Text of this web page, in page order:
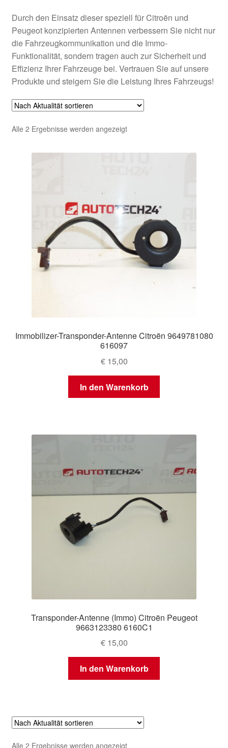
Weltweiter Versand
Zahlungen
Durch den Einsatz dieser speziell für Citroën und
Peugeot konzipierten Antennen verbessern Sie nicht nur
die Fahrzeugkommunikation und die Immo-
Funktionalität, sondern tragen auch zur Sicherheit und
Effizienz Ihrer Fahrzeuge bei. Vertrauen Sie auf unsere
Produkte und steigern Sie die Leistung Ihres Fahrzeugs!
Alle 2 Ergebnisse werden angezeigtNach
sortiert
Immobilizer-Transponder-Antenne Citroën 9649781080
616097
€15,00
In den Warenkorb
Transponder-Antenne (Immo) Citroën Peugeot
9663123380 6160C1
€15,00
In den Warenkorb
Alle 2 Ergebnisse werden angezeigtNach